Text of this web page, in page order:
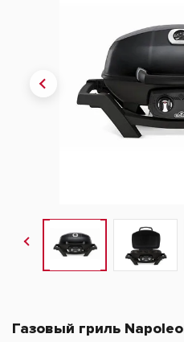
Газовый гриль